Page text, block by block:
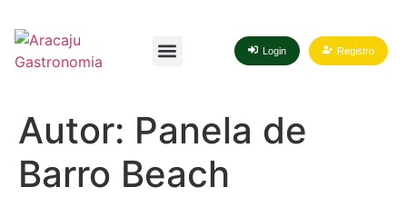
Login Registro
Autor: Panela de
Barro Beach